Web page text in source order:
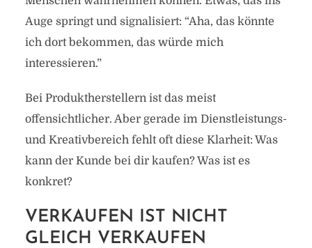
Auge springt und signalisiert: “Aha, das könnte
ich dort bekommen, das würde mich
interessieren.”
Bei Produktherstellern ist das meist
offensichtlicher. Aber gerade im Dienstleistungs-
und Kreativbereich fehlt oft diese Klarheit: Was
kann der Kunde bei dir kaufen? Was ist es
konkret?
VERKAUFEN IST NICHT
GLEICH VERKAUFEN